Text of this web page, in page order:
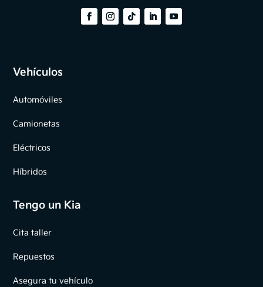
Vehículos
Automóviles
Camionetas
Eléctricos
Híbridos
Tengo un Kia
Cita taller
Repuestos
Asegura tu vehículo